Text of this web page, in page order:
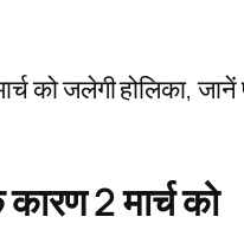
को जलेगी होलिका, जानें
2 मार्च को